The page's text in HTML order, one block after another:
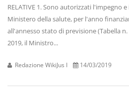
RELATIVE 1. Sono autorizzati l'impegno
Ministero della salute, per l'anno
all'annesso stato di previsione (Tabella
2019, il Ministro...
Redazione WikiJus I 14/03/2019